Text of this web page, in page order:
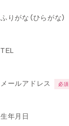
ふりがな（ひらがな）
TEL
メールアドレス 必須
生年月日